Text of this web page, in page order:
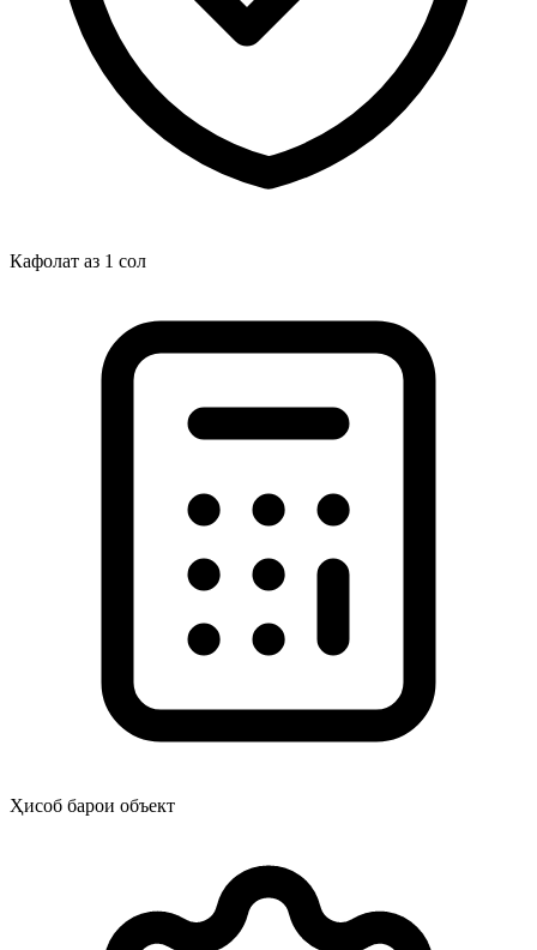
Кафолат аз 1 сол
Ҳисоб барои объект